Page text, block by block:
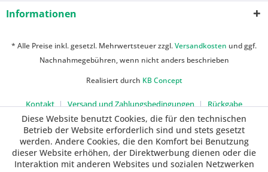
Informationen
* Alle Preise inkl. gesetzl. Mehrwertsteuer zzgl.Versandkosten und ggf.
Nachnahmegebühren, wenn nicht anders beschrieben
Realisiert durch KB Concept
Kontakt Versand und Zahlungsbedingungen Rückgabe
Diese Website benutzt Cookies, die für den technischen
Betrieb der Website erforderlich sind und stets gesetzt
werden. Andere Cookies, die den Komfort bei Benutzung
dieser Website erhöhen, der Direktwerbung dienen oder die
Interaktion mit anderen Websites und sozialen Netzwerken